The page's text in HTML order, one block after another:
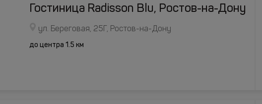
Гостиница Radisson Blu, Ростов-на-Дону
ул. Береговая, 25Г, Ростов-на-Дону
до центра 1.5 км